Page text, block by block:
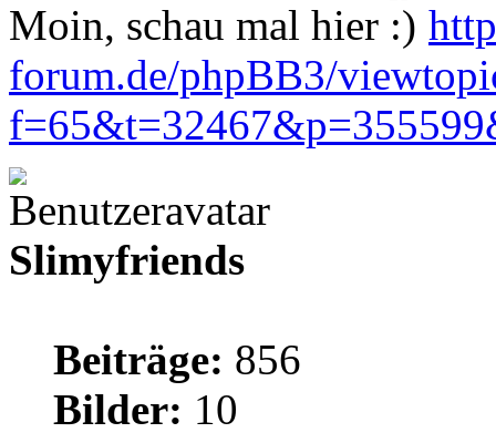
Moin, schau mal hier
forum.de/phpBB3/
Slimyfriends
Beiträge: 856
Bilder: 10